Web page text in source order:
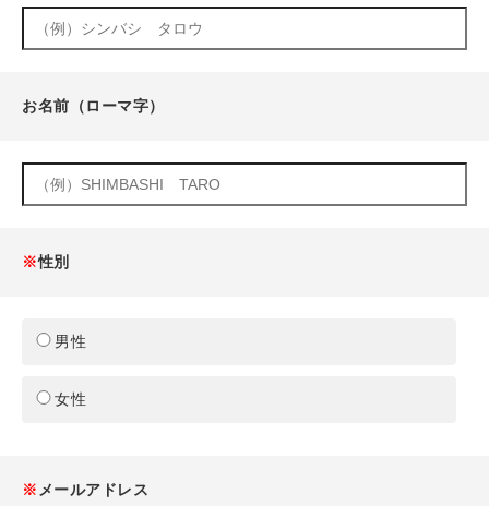
お名前（ローマ字）
※性別
男性
女性
※ メールアドレス